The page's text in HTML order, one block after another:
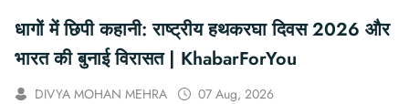
धागों में छिपी कहानी: राष्ट्रीय हथकरघा दिवस 2026 और
भारत की बुनाई विरासत | KhabarForYou
DIVYA MOHAN MEHRA 07 Aug, 2026